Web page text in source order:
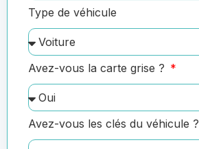
Type de véhicule
Avez-vous la carte grise ?
Avez-vous les clés du véhicule ?